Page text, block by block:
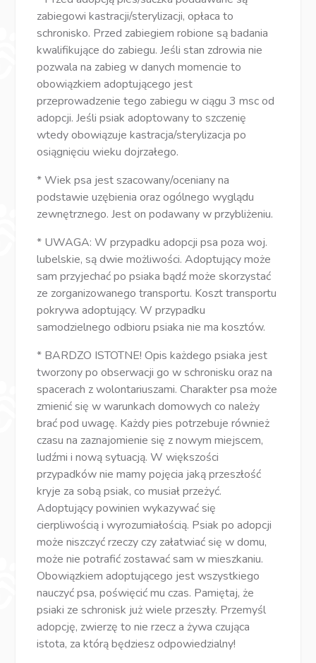
zabiegowi kastracji/sterylizacji, opłaca to
schronisko. Przed zabiegiem robione są badania
kwalifikujące do zabiegu. Jeśli stan zdrowia nie
pozwala na zabieg w danych momencie to
obowiązkiem adoptującego jest
przeprowadzenie tego zabiegu w ciągu 3 msc od
adopcji. Jeśli psiak adoptowany to szczenię
wtedy obowiązuje kastracja/sterylizacja po
osiągnięciu wieku dojrzałego.
* Wiek psa jest szacowany/oceniany na
podstawie uzębienia oraz ogólnego wyglądu
zewnętrznego. Jest on podawany w przybliżeniu.
* UWAGA: W przypadku adopcji psa poza woj.
lubelskie, są dwie możliwości. Adoptujący może
sam przyjechać po psiaka bądź może skorzystać
ze zorganizowanego transportu. Koszt transportu
pokrywa adoptujący. W przypadku
samodzielnego odbioru psiaka nie ma kosztów.
* BARDZO ISTOTNE! Opis każdego psiaka jest
tworzony po obserwacji go w schronisku oraz na
spacerach z wolontariuszami. Charakter psa może
zmienić się w warunkach domowych co należy
brać pod uwagę. Każdy pies potrzebuje również
czasu na zaznajomienie się z nowym miejscem,
ludźmi i nową sytuacją. W większości
przypadków nie mamy pojęcia jaką przeszłość
kryje za sobą psiak, co musiał przeżyć.
Adoptujący powinien wykazywać się
cierpliwością i wyrozumiałością. Psiak po adopcji
może niszczyć rzeczy czy załatwiać się w domu,
może nie potrafić zostawać sam w mieszkaniu.
Obowiązkiem adoptującego jest wszystkiego
nauczyć psa, poświęcić mu czas. Pamiętaj, że
psiaki ze schronisk już wiele przeszły. Przemyśl
adopcję, zwierzę to nie rzecz a żywa czująca
istota, za którą będziesz odpowiedzialny!